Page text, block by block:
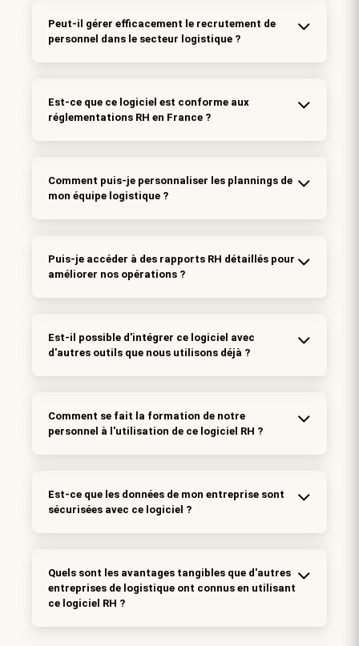
Peut-il gérer efficacement le recrutement de
personnel dans le secteur logistique ?
Est-ce que ce logiciel est conforme aux
réglementations RH en France ?
Comment puis-je personnaliser les plannings de
mon équipe logistique ?
Puis-je accéder à des rapports RH détaillés pour
améliorer nos opérations ?
Est-il possible d'intégrer ce logiciel avec
d'autres outils que nous utilisons déjà ?
Comment se fait la formation de notre
personnel à l'utilisation de ce logiciel RH ?
Est-ce que les données de mon entreprise sont
sécurisées avec ce logiciel ?
Quels sont les avantages tangibles que d'autres
entreprises de logistique ont connus en utilisant
ce logiciel RH ?